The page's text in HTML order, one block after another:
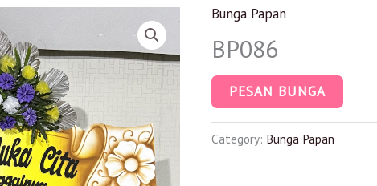
Bunga Papan
BP086
PESAN BUNGA
Category: Bunga Papan